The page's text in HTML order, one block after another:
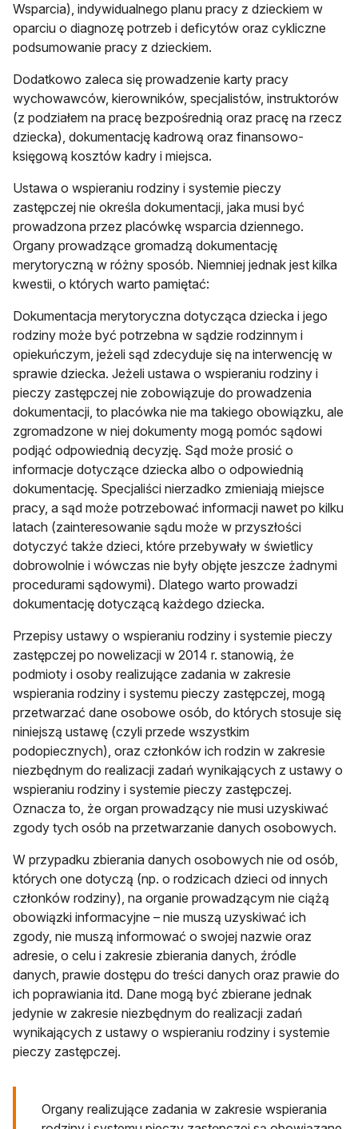
Wsparcia), indywidualnego planu pracy z dzieckiem w
oparciu o diagnozę potrzeb i deficytów oraz cykliczne
podsumowanie pracy z dzieckiem.
Dodatkowo zaleca się prowadzenie karty pracy
wychowawców, kierowników, specjalistów, instruktorów
(z podziałem na pracę bezpośrednią oraz pracę na rzecz
dziecka), dokumentację kadrową oraz finansowo-
księgową kosztów kadry i miejsca.
Ustawa o wspieraniu rodziny i systemie pieczy
zastępczej nie określa dokumentacji, jaka musi być
prowadzona przez placówkę wsparcia dziennego.
Organy prowadzące gromadzą dokumentację
merytoryczną w różny sposób. Niemniej jednak jest kilka
kwestii, o których warto pamiętać:
Dokumentacja merytoryczna dotycząca dziecka i jego
rodziny może być potrzebna w sądzie rodzinnym i
opiekuńczym, jeżeli sąd zdecyduje się na interwencję w
sprawie dziecka. Jeżeli ustawa o wspieraniu rodziny i
pieczy zastępczej nie zobowiązuje do prowadzenia
dokumentacji, to placówka nie ma takiego obowiązku, ale
zgromadzone w niej dokumenty mogą pomóc sądowi
podjąć odpowiednią decyzję. Sąd może prosić o
informacje dotyczące dziecka albo o odpowiednią
dokumentację. Specjaliści nierzadko zmieniają miejsce
pracy, a sąd może potrzebować informacji nawet po kilku
latach (zainteresowanie sądu może w przyszłości
dotyczyć także dzieci, które przebywały w świetlicy
dobrowolnie i wówczas nie były objęte jeszcze żadnymi
procedurami sądowymi). Dlatego warto prowadzi
dokumentację dotyczącą każdego dziecka.
Przepisy ustawy o wspieraniu rodziny i systemie pieczy
zastępczej po nowelizacji w 2014 r. stanowią, że
podmioty i osoby realizujące zadania w zakresie
wspierania rodziny i systemu pieczy zastępczej, mogą
przetwarzać dane osobowe osób, do których stosuje się
niniejszą ustawę (czyli przede wszystkim
podopiecznych), oraz członków ich rodzin w zakresie
niezbędnym do realizacji zadań wynikających z ustawy o
wspieraniu rodziny i systemie pieczy zastępczej.
Oznacza to, że organ prowadzący nie musi uzyskiwać
zgody tych osób na przetwarzanie danych osobowych.
W przypadku zbierania danych osobowych nie od osób,
których one dotyczą (np. o rodzicach dzieci od innych
członków rodziny), na organie prowadzącym nie ciążą
obowiązki informacyjne – nie muszą uzyskiwać ich
zgody, nie muszą informować o swojej nazwie oraz
adresie, o celu i zakresie zbierania danych, źródle
danych, prawie dostępu do treści danych oraz prawie do
ich poprawiania itd. Dane mogą być zbierane jednak
jedynie w zakresie niezbędnym do realizacji zadań
wynikających z ustawy o wspieraniu rodziny i systemie
pieczy zastępczej.
Organy realizujące zadania w zakresie wspierania